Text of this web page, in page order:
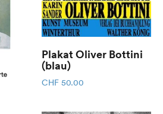
Plakat Oliver Bottini
(blau)
CHF 50.00